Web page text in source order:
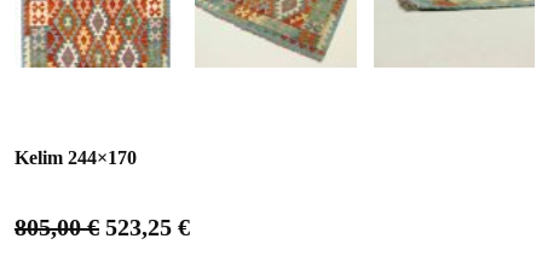
Kelim 244×170
805,00€ 523,25 €